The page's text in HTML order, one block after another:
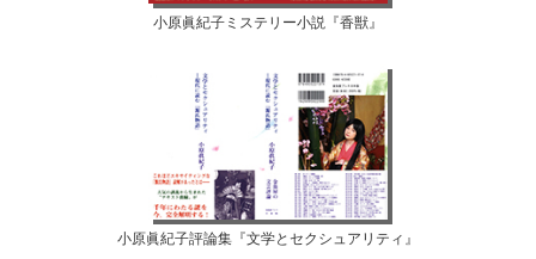
小原眞紀子ミステリー小説『香獣』
小原眞紀子評論集『文学とセクシュアリティ』